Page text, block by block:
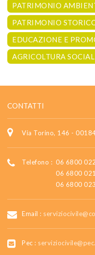
PATRIMONIO
PATRIMONIO
EDUCAZIONE E
AGRICOLTURA
CONTATTI
Via Torino, 146 -
Telefono : 06 6800
06 6800
06 6800
Email :
Pec :